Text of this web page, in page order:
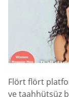
Flört flört
ve taahhütsüz